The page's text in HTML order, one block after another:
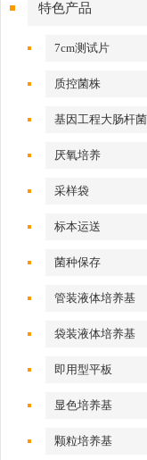
特色产品
7cm测试片
质控菌株
基因工程大肠杆
厌氧培养
采样袋
标本运送
菌种保存
管装液体培养基
袋装液体培养基
即用型平板
显色培养基
颗粒培养基